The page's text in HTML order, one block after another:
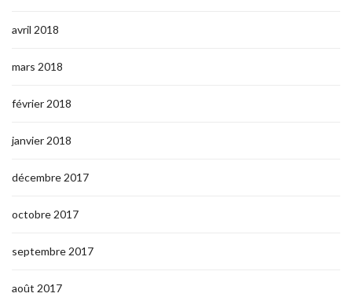
avril 2018
mars 2018
février 2018
janvier 2018
décembre 2017
octobre 2017
septembre 2017
août 2017